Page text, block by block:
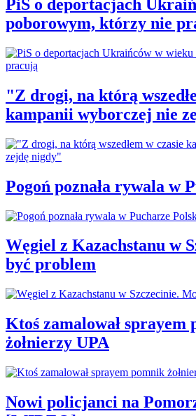
PiS o deportacjach
poborowym, którzy nie
"Z drogi, na którą
kampanii wyborczej nie
Pogoń poznała rywala w
Węgiel z Kazachstanu w
być problem
Ktoś zamalował sprayem
żołnierzy UPA
Nowi policjanci na